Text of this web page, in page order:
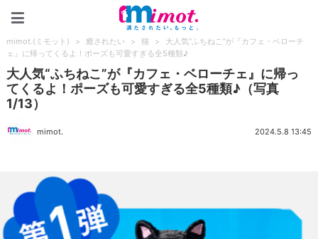
mimot.(ミモット) > 癒されたい > 猫 >
大人気“ふちねこ”が『カフェ・ベローチ
ェ』に帰ってくるよ！ポーズも可愛すぎる全5種類♪
大人気“ふちねこ”が『カフェ・ベローチェ』に帰っ
てくるよ！ポーズも可愛すぎる全5種類♪（写真
1/13）
mimot. 2024.5.8 13:45